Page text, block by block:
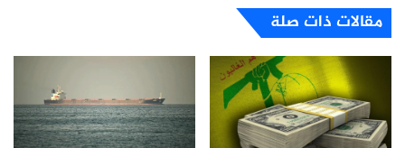
مقالات ذات صلة